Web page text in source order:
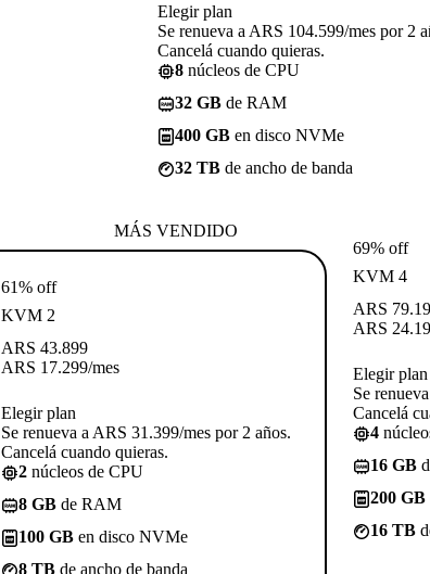
Elegir plan
Se renueva a ARS 104.599/mes por 2
Cancelá cuando quieras.
8 núcleos de CPU
32 GB de RAM
400 GB en disco NVMe
32 TB de ancho de banda
MÁS VENDIDO
61% off
KVM 2
ARS 43.899
ARS 17.299/mes
Elegir plan
Se renueva a ARS 31.399/mes por 2 años.
Cancelá cuando quieras.
2 núcleos de CPU
8 GB de RAM
100 GB en disco NVMe
8 TB de ancho de banda
69% off
KVM 4
ARS
ARS
Elegir plan
Se
Cancelá
4
16 GB
200 GB
16 TB